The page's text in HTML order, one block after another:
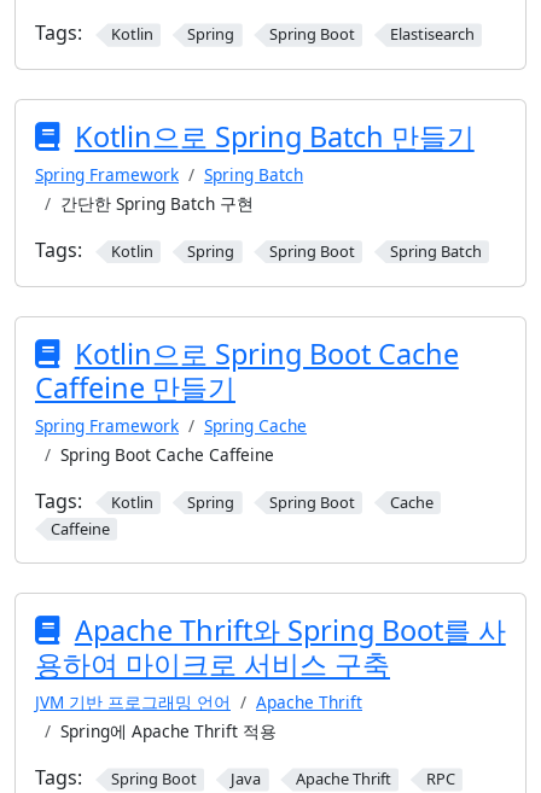
Tags: Kotlin Spring Spring Boot Elastisearch
Kotlin으로 Spring Batch 만들기
Spring Framework
Spring Batch
간단한 Spring Batch 구현
Tags: Kotlin Spring Spring Boot Spring Batch
Kotlin으로 Spring Boot Cache
Caffeine 만들기
Spring Framework
Spring Cache
Spring Boot Cache Caffeine
Tags: Kotlin Spring Spring Boot
Cache
Caffeine
Apache Thrift와 Spring Boot를 사
용하여 마이크로 서비스 구축
JVM 기반 프로그래밍 언어
Apache Thrift
Spring에 Apache Thrift 적용
Tags: Spring Boot Java Apache Thrift RPC